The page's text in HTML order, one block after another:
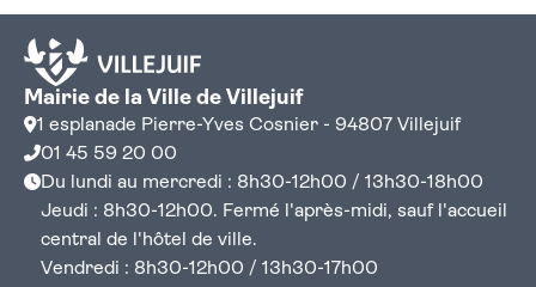
Mairie de la Ville de Villejuif
1 esplanade Pierre-Yves Cosnier - 94807 Villejuif
01 45 59 20 00
Du lundi au mercredi : 8h30-12h00 / 13h30-18h00
Jeudi : 8h30-12h00. Fermé l'après-midi, sauf l'accueil
central de l'hôtel de ville.
Vendredi : 8h30-12h00 / 13h30-17h00